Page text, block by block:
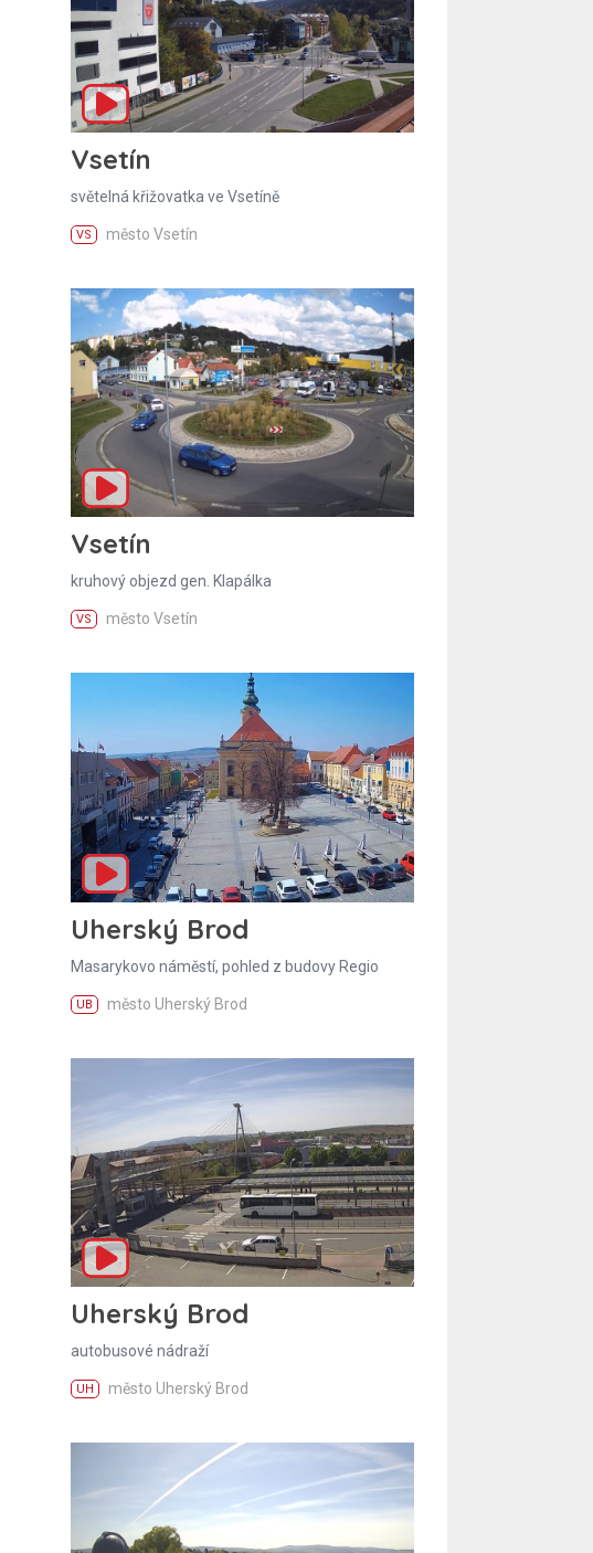
Vsetín
světelná křižovatka ve Vsetíně
VS město Vsetín
Vsetín
kruhový objezd gen. Klapálka
VS město Vsetín
Uherský Brod
Masarykovo náměstí, pohled z budovy Regio
UB město Uherský Brod
Uherský Brod
autobusové nádraží
UH město Uherský Brod